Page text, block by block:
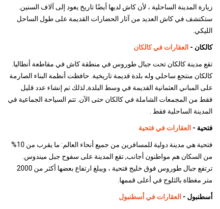
زيارة المدينة الساحلية ، لأن كاش لديها أيضًا تاريخ يعود إلى آلاف السنين.
ستكتشف في كاش العديد من آثار الحضارات القديمة على طول الساحل
الليكي.
كالكان - العقارات في كالكان
تقع مدينة كالكان تحت جبال طوروس في منطقة كاش في مقاطعة أنطاليا.
كالكان منتجع ساحلي وله بلدة قديمة تاريخية. حافظت أنظمة البناء الصارمة
على المباني العثمانية القديمة في وسط البلدة, لذلك تم إنشاء عدد قليل
فقط من المجمعات الشاملة في كالكان حتى الآن. تتم السياحة الجماعية في
المدينة الساحلية فقط .
فتحية - العقارات في فتحية
فتحية هي مدينة دولية للمسافرين من جميع أنحاء العالم: ما يقرب من 10%
من السكان هم مواطنون أجانب, تقع المدينة على سفوح جبل ميندوس.
ترتفع جبال طوروس فوق خليج فتحية ، ويبلغ ارتفاع بعضها أكثر من 2000
متر مغطاة بالثلوج في أعلى قممها.
أسطنبول - العقارات في أسطنبول